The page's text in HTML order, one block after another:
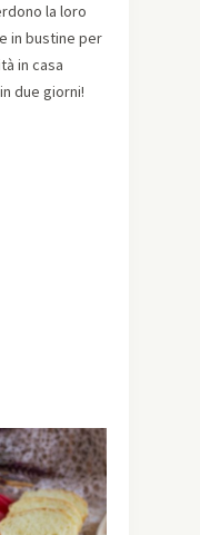
la loro
in bustine per
in casa
due giorni!